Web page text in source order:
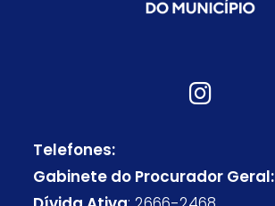
Telefones:
Gabinete do Procurador Geral: